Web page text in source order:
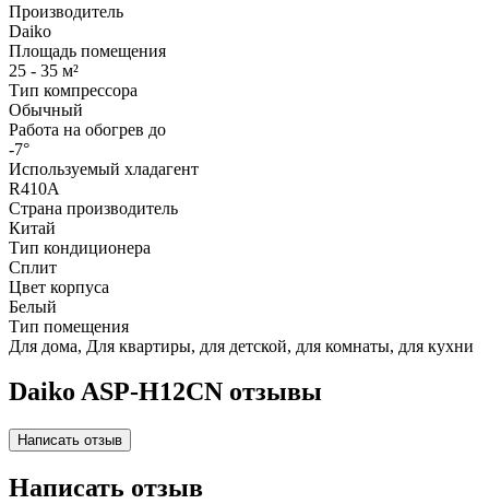
Производитель
Daiko
Площадь помещения
25 - 35 м²
Тип компрессора
Обычный
Работа на обогрев до
-7°
Используемый хладагент
R410A
Страна производитель
Китай
Тип кондиционера
Сплит
Цвет корпуса
Белый
Тип помещения
Для дома, Для квартиры, для детской, для комнаты, для кухни
Daiko ASP-H12CN отзывы
Написать отзыв